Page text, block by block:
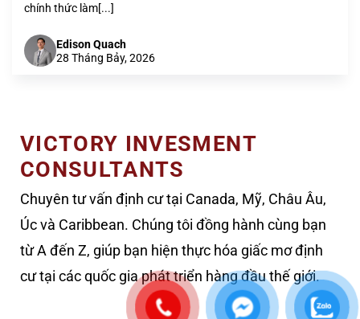
chính thức làm[...]
Edison Quach
28 Tháng Bảy, 2026
VICTORY INVESMENT
CONSULTANTS
Chuyên tư vấn định cư tại Canada, Mỹ, Châu Âu,
Úc và Caribbean. Chúng tôi đồng hành cùng bạn
từ A đến Z, giúp bạn hiện thực hóa giấc mơ định
cư tại các quốc gia phát triển hàng đầu thế giới.